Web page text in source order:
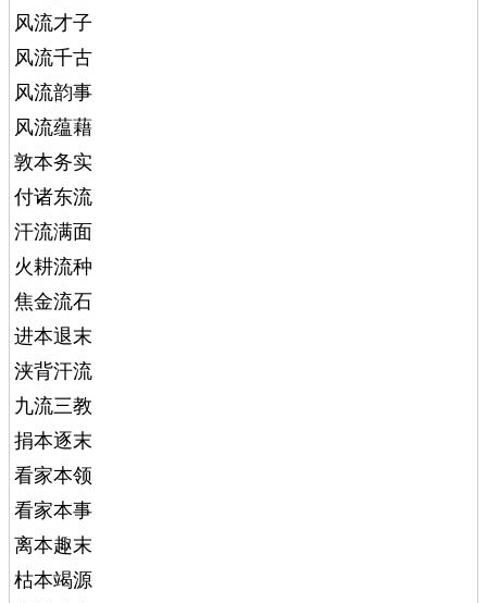
风流才子
风流千古
风流韵事
风流蕴藉
敦本务实
付诸东流
汗流满面
火耕流种
焦金流石
进本退末
浃背汗流
九流三教
捐本逐末
看家本领
看家本事
离本趣末
枯本竭源